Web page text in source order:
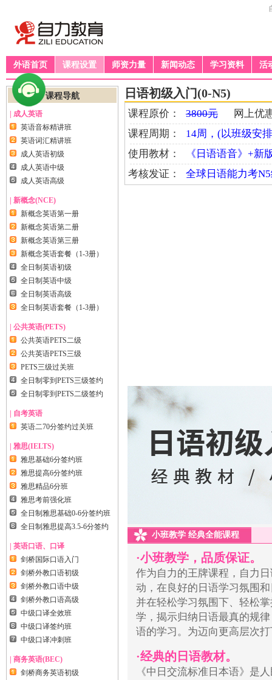
外语首页 课程设置 师资力量 新闻动态 学习资料 活
课程导航
| 成人英语
英语音标精讲班
英语词汇精讲班
成人英语初级
成人英语中级
成人英语高级
| 新概念(NCE)
新概念英语第一册
新概念英语第二册
新概念英语第三册
新概念英语套餐（1-3册）
全日制英语初级
全日制英语中级
全日制英语高级
全日制英语套餐（1-3册）
| 公共英语(PETS)
公共英语PETS二级
公共英语PETS三级
PETS三级过关班
全日制零到PETS三级签约
全日制零到PETS二级签约
| 自考英语
英语二70分签约过关班
| 雅思(IELTS)
雅思基础6分签约班
雅思提高6分签约班
雅思精品6分班
雅思考前强化班
全日制雅思基础0-6分签约班
全日制雅思提高3.5-6分签约
| 英语口语、口译
剑桥国际口语入门
剑桥外教口语初级
剑桥外教口语中级
剑桥外教口语高级
中级口译全效班
中级口译签约班
中级口译冲刺班
| 商务英语(BEC)
剑桥商务英语初级
日语初级入门(0-N5)
课程原价： 3800元
网上优
课程周期：
14周，(以班级安
使用教材：
《日语语音》+新
考核发证：
全球日语能力考N5
小班教学 经典全能课程
·小班教学，品质保证。
作为自力的王牌课程，自力
动，在良好的日语学习氛围
并在轻松学习氛围下、轻松
学，揭示归纳日语最真的规
语的学习。为迈向更高层次
·经典的日语教材。
《中日交流标准日本语》是